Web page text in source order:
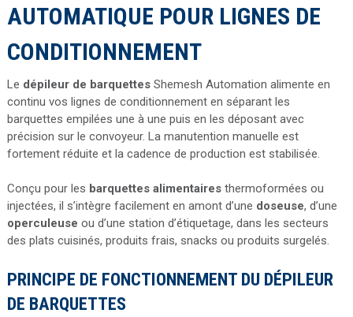
AUTOMATIQUE POUR LIGNES DE
CONDITIONNEMENT
Le dépileur de barquettesShemesh Automation alimente en
continu vos lignes de conditionnement en séparant les
barquettes empilées une à une puis en les déposant avec
précision sur le convoyeur. La manutention manuelle est
fortement réduite et la cadence de production est stabilisée.
Conçu pour les barquettes alimentairesthermoformées ou
injectées, il s’intègre facilement en amont d’une doseuse, d’une
operculeuse ou d’une station d’étiquetage, dans les secteurs
des plats cuisinés, produits frais, snacks ou produits surgelés.
PRINCIPE DE FONCTIONNEMENT DU DÉPILEUR
DE BARQUETTES